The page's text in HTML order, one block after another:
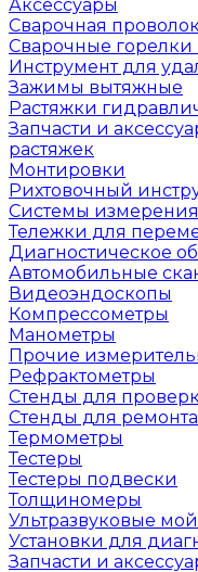
Аксессуары
Сварочная
Сварочные горелки
Инструмент для
Зажимы вытяжные
Растяжки
Запчасти и
растяжек
Монтировки
Рихтовочный
Системы измерения
Тележки для
Диагностическое
Автомобильные
Видеоэндоскопы
Компрессометры
Манометры
Прочие
Рефрактометры
Стенды для
Стенды для
Термометры
Тестеры
Тестеры подвески
Толщиномеры
Ультразвуковые
Установки для
Запчасти и